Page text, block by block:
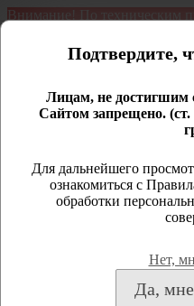
Внимание! По техническим
является
Открыть сайдбар
Личный кабинет
Закрыть
Подтвердите,
Лицам, не достигшим
Сайтом запрещено.
Для дальнейшего
ознакомиться с
обработки
Нет,
Да,